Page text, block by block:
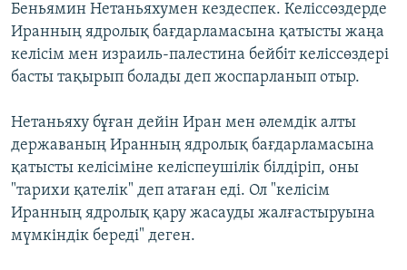
Беньямин Нетаньяхумен кездеспек. Келіссөздерде
Иранның ядролық бағдарламасына қатысты жаңа
келісім мен израиль-палестина бейбіт келіссөздері
басты тақырып болады деп жоспарланып отыр.
Нетаньяху бұған дейін Иран мен әлемдік алты
державаның Иранның ядролық бағдарламасына
қатысты келісіміне келіспеушілік білдіріп, оны
"тарихи қателік" деп атаған еді. Ол "келісім
Иранның ядролық қару жасауды жалғастыруына
мүмкіндік береді" деген.